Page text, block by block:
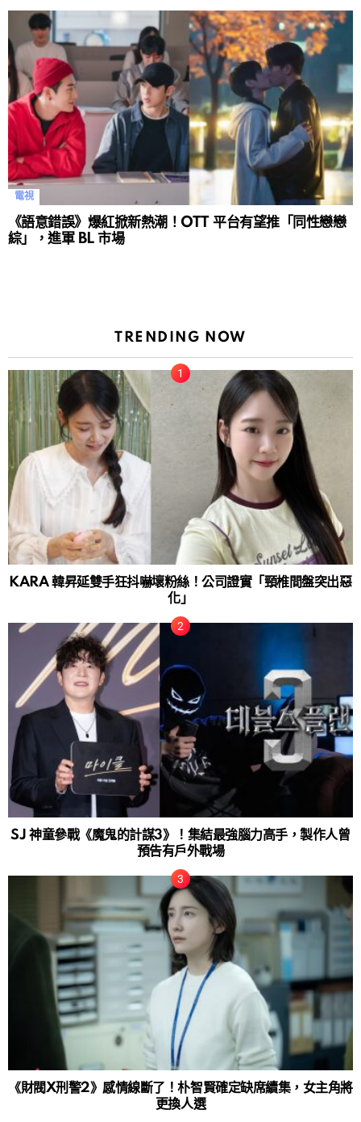
電視
《語意錯誤》爆紅掀新熱潮！OTT 平台有望推「同性戀戀
綜」，進軍 BL 市場
TRENDING NOW
KARA 韓昇延雙手狂抖嚇壞粉絲！公司證實「頸椎間盤突出惡
化」
SJ 神童參戰《魔鬼的計謀3》！集結最強腦力高手，製作人曾
預告有戶外戰場
《財閥X刑警2》感情線斷了！朴智賢確定缺席續集，女主角將
更換人選